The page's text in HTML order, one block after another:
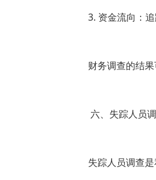
3. 资金流向：
财务调查的结
六、失踪人员
失踪人员调查